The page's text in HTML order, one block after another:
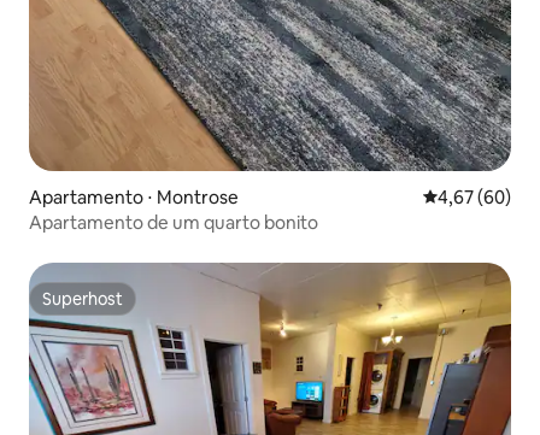
Apartamento ⋅ Montrose 4,67 de uma
4,67 (60)
Apartamento de um quarto bonito
Superhost
Superhost